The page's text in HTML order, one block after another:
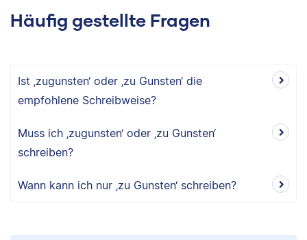
Häufig gestellte Fragen
Ist ‚zugunsten‘ oder ‚zu Gunsten‘ die
empfohlene Schreibweise?
Muss ich ‚zugunsten‘ oder ‚zu Gunsten‘
schreiben?
Wann kann ich nur ‚zu Gunsten‘ schreiben?